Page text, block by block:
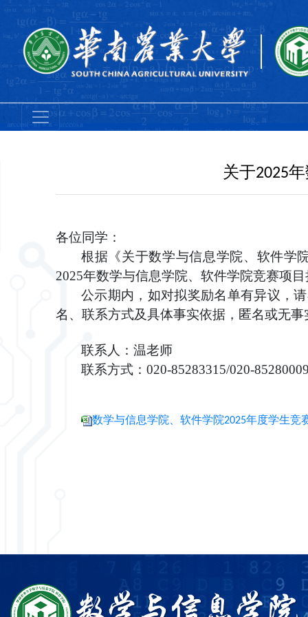
关于2025
各位同学：
根据《关于数学与信息学院、软件学
2025年数学与信息学院、软件学院竞赛项
公示期内，如对拟奖励名单有异议，
名、联系方式及具体事实依据，匿名或无
联系人：温老师
联系方式： 020-85283315/020-
数学与信息学院、软件学院2025年度学生竞